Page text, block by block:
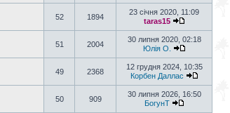
52 1894
23 січня 2020, 11:09
taras15
51 2004
30 липня 2020, 02:18
Юлія О.
49 2368
12 грудня 2024, 10:35
Корбен Даллас
50 909
30 липня 2026, 16:50
БогунТ